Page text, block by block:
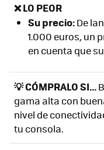
❌ LO PEOR
Su precio:De
1.000 euros, un
en cuenta que
💡 CÓMPRALO SI...
gama alta con
nivel de
tu consola.